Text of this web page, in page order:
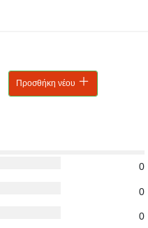
Προσθήκη νέου
0
0
0